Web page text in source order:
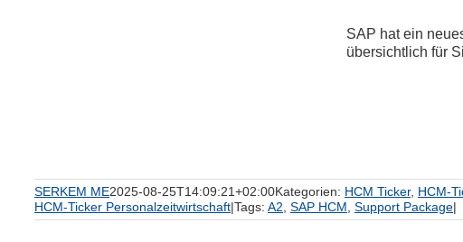
SAP hat ein
übersichtlich für
SERKEM ME2025-08-25T14:09:21+02:00Kategorien: HCM Ticker, HCM-
HCM-Ticker Personalzeitwirtschaft|Tags: A2 SAP HCM Support Package|